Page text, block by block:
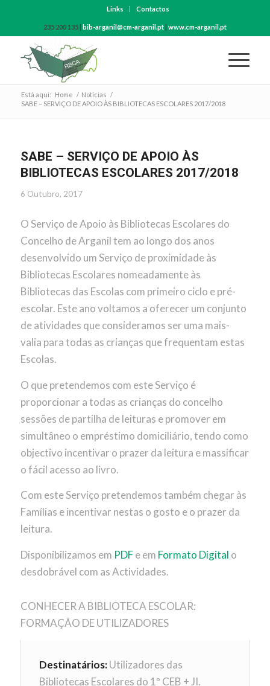
Links Contactos
235 200 135 | bib-arganil@cm-arganil.pt| www.cm-arganil.pt
Está aqui: Home / Notícias /
SABE – SERVIÇO DE APOIO ÀS BIBLIOTECAS ESCOLARES 2017/2018
SABE – SERVIÇO DE APOIO ÀS
BIBLIOTECAS ESCOLARES 2017/2018
6 Outubro, 2017
O Serviço de Apoio às Bibliotecas Escolares do
Concelho de Arganil tem ao longo dos anos
desenvolvido um Serviço de proximidade às
Bibliotecas Escolares nomeadamente às
Bibliotecas das Escolas com primeiro ciclo e pré-
escolar. Este ano voltamos a oferecer um conjunto
de atividades que consideramos ser uma mais-
valia para todas as crianças que frequentam estas
Escolas.
O que pretendemos com este Serviço é
proporcionar a todas as crianças do concelho
sessões de partilha de leituras e promover em
simultâneo o empréstimo domiciliário, tendo como
objectivo incentivar o prazer da leitura e massificar
o fácil acesso ao livro.
Com este Serviço pretendemos também chegar às
Famílias e incentivar nestas o gosto e o prazer da
leitura.
Disponibilizamos em PDFe em Formato Digital o
desdobrável com as Actividades.
CONHECER A BIBLIOTECA ESCOLAR:
FORMAÇÃO DE UTILIZADORES
Destinatários:Utilizadores das
Bibliotecas Escolares do 1º CEB + JI.